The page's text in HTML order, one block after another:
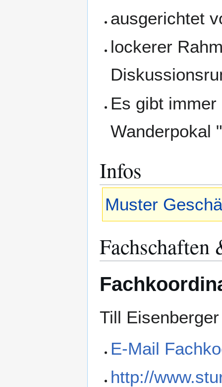
ausgerichtet
lockerer
Es gibt
Wanderpokal
Infos
Muster
Fachschaften
Till Eisenberger
E-Mail
http://